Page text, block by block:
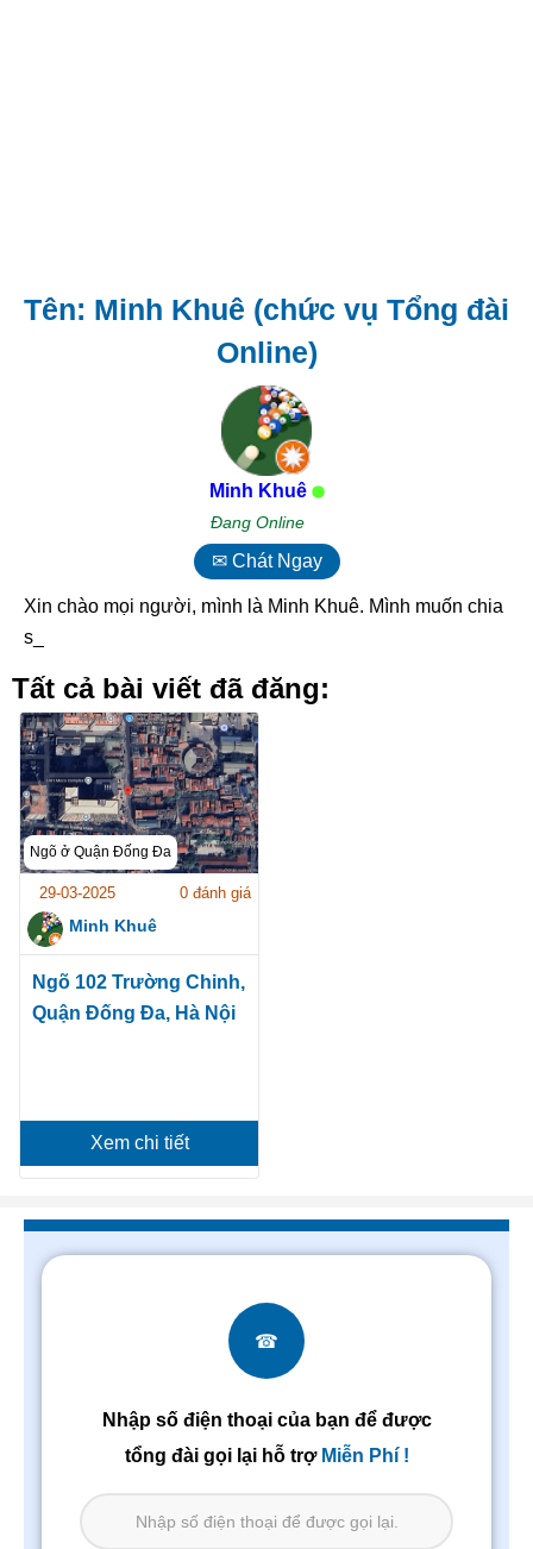
Tên: Minh Khuê (chức vụ Tổng đài
Online)
Minh Khuê
Đang Online
✉ Chát Ngay
Xin chào mọi người, mình là Minh Khuê. Mình muốn chia
sẻ _
Tất cả bài viết đã đăng:
Ngõ ở Quận Đống Đa
29-03-2025 0 đánh giá
Minh Khuê
Ngõ 102 Trường Chinh,
Quận Đống Đa, Hà Nội
Xem chi tiết
☎
Nhập số điện thoại của bạn để được
tổng đài gọi lại hỗ trợ Miễn Phí !